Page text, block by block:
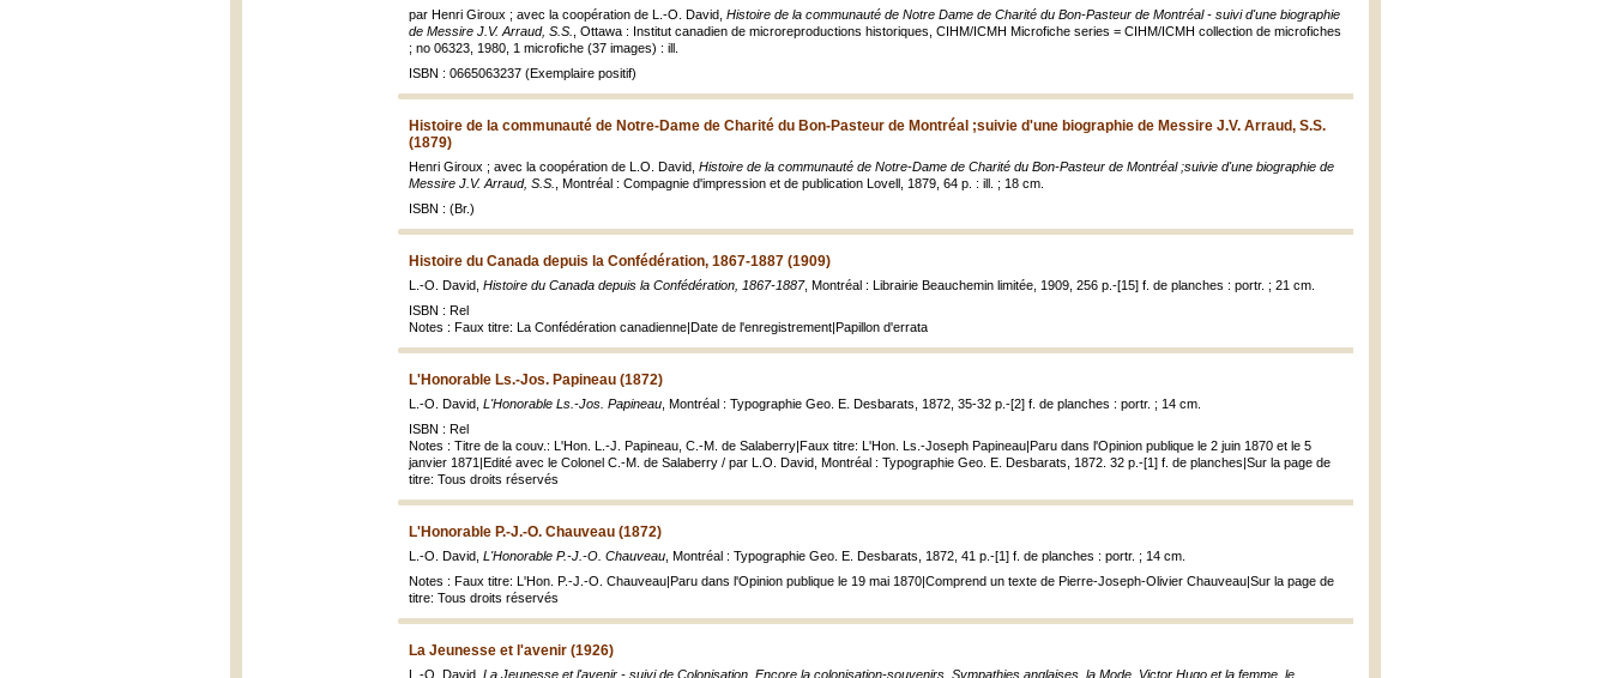
par Henri Giroux ; avec la coopération de L.-O. David, Histoire de la communauté de Notre Dame de Charité du Bon-Pasteur de Montréal - suivi d'une biographie
de Messire J.V. Arraud, S.S.
, Ottawa : Institut canadien de microreproductions historiques, CIHM/ICMH Microfiche series = CIHM/ICMH collection de microfiches
; no 06323, 1980, 1 microfiche (37 images) : ill.
ISBN : 0665063237 (Exemplaire positif)
Histoire de la communauté de Notre-Dame de Charité du Bon-Pasteur de Montréal ;suivie d'une biographie de Messire J.V. Arraud, S.S.
(1879)
Henri Giroux ; avec la coopération de L.O. David, Histoire de la communauté de Notre-Dame de Charité du Bon-Pasteur de Montréal ;suivie d'une biographie de
Messire J.V. Arraud, S.S.
, Montréal : Compagnie d'impression et de publication Lovell, 1879, 64 p. : ill. ; 18 cm.
ISBN : (Br.)
Histoire du Canada depuis la Confédération, 1867-1887 (1909)
L.-O. David, Histoire du Canada depuis la Confédération, 1867-1887, Montréal : Librairie Beauchemin limitée, 1909, 256 p.-[15] f. de planches : portr. ; 21 cm.
ISBN : Rel
Notes : Faux titre: La Confédération canadienne|Date de l'enregistrement|Papillon d'errata
L'Honorable Ls.-Jos. Papineau (1872)
L.-O. David, L'Honorable Ls.-Jos. Papineau , Montréal : Typographie Geo. E. Desbarats, 1872, 35-32 p.-[2] f. de planches : portr. ; 14 cm.
ISBN : Rel
Notes : Titre de la couv.: L'Hon. L.-J. Papineau, C.-M. de Salaberry|Faux titre: L'Hon. Ls.-Joseph Papineau|Paru dans l'Opinion publique le 2 juin 1870 et le 5
janvier 1871|Edité avec le Colonel C.-M. de Salaberry / par L.O. David, Montréal : Typographie Geo. E. Desbarats, 1872. 32 p.-[1] f. de planches|Sur la page de
titre: Tous droits réservés
L'Honorable P.-J.-O. Chauveau (1872)
L.-O. David, L'Honorable P.-J.-O. Chauveau , Montréal : Typographie Geo. E. Desbarats, 1872, 41 p.-[1] f. de planches : portr. ; 14 cm.
Notes : Faux titre: L'Hon. P.-J.-O. Chauveau|Paru dans l'Opinion publique le 19 mai 1870|Comprend un texte de Pierre-Joseph-Olivier Chauveau|Sur la page de
titre: Tous droits réservés
La Jeunesse et l'avenir (1926)
L.-O. David, La Jeunesse et l'avenir - suivi de Colonisation, Encore la colonisation-souvenirs, Sympathies anglaises, la Mode, Victor Hugo et la femme, le